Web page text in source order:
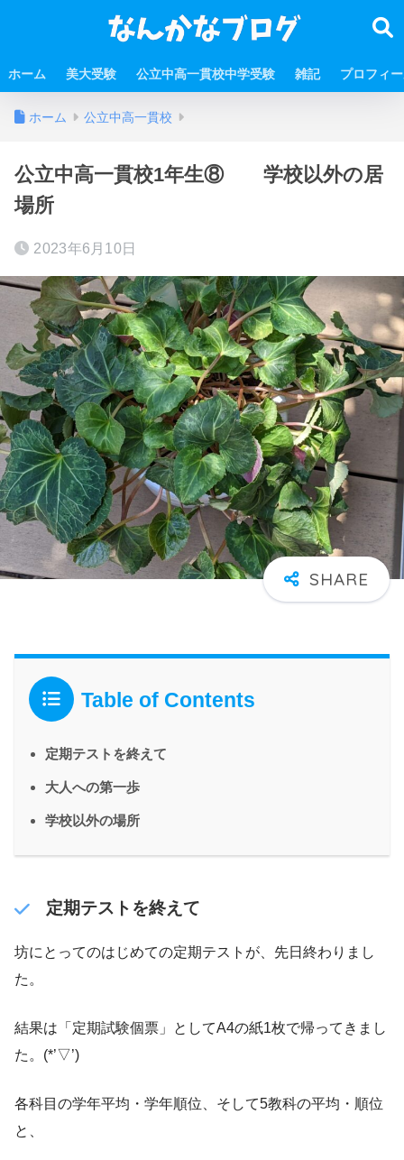
ホーム 美大受験 公立中高一貫校中学受験 雑記 プロフィ
ホーム 公立中高一貫校
公立中高一貫校1年生⑧ 学校以外の居
場所
2023年6月10日
Table of Contents
定期テストを終えて
大人への第一歩
学校以外の場所
定期テストを終えて
坊にとってのはじめての定期テストが、先日終わりまし
た。
結果は「定期試験個票」としてA4の紙1枚で帰ってきまし
た。(*’▽’)
各科目の学年平均・学年順位、そして5教科の平均・順位
と、